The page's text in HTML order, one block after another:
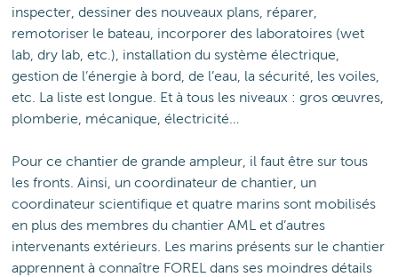
inspecter, dessiner des nouveaux plans, réparer,
remotoriser le bateau, incorporer des laboratoires (wet
lab, dry lab, etc.), installation du système électrique,
gestion de l’énergie à bord, de l’eau, la sécurité, les voiles,
etc. La liste est longue. Et à tous les niveaux : gros œuvres,
plomberie, mécanique, électricité…
Pour ce chantier de grande ampleur, il faut être sur tous
les fronts. Ainsi, un coordinateur de chantier, un
coordinateur scientifique et quatre marins sont mobilisés
en plus des membres du chantier AML et d’autres
intervenants extérieurs. Les marins présents sur le chantier
apprennent à connaître FOREL dans ses moindres détails